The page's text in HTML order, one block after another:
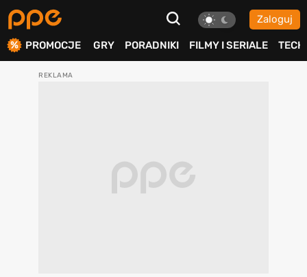
Zaloguj
PROMOCJE GRY PORADNIKI FILMY I SERIALE TECH